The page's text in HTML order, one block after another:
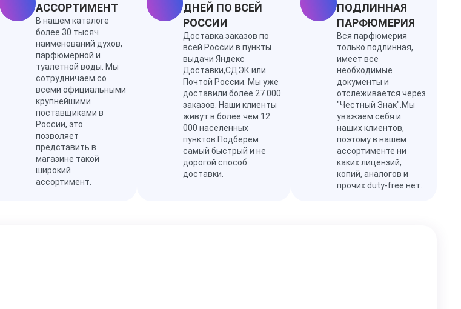
АССОРТИМЕНТ
В нашем каталоге
более 30 тысяч
наименований духов,
парфюмерной и
туалетной воды. Мы
сотрудничаем со
всеми официальными
крупнейшими
поставщиками в
России, это
позволяет
представить в
магазине такой
широкий
ассортимент.
ДНЕЙ ПО ВСЕЙ
РОССИИ
Доставка заказов по
всей России в пункты
выдачи Яндекс
Доставки,СДЭК или
Почтой России. Мы уже
доставили более 27 000
заказов. Наши клиенты
живут в более чем 12
000 населенных
пунктов.Подберем
самый быстрый и не
дорогой способ
доставки.
ПОДЛИННАЯ
ПАРФЮМЕРИЯ
Вся парфюмерия
только подлинная,
имеет все
необходимые
документы и
отслеживается через
"Честный Знак".Мы
уважаем себя и
наших клиентов,
поэтому в нашем
ассортименте ни
каких лицензий,
копий, аналогов и
прочих duty-free нет.